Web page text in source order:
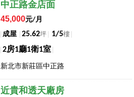
中正路金店面
45,000元/月
成屋
25.62坪 1/5樓
2房1廳1衛1室
新北市新莊區中正路
近貴和透天廠房